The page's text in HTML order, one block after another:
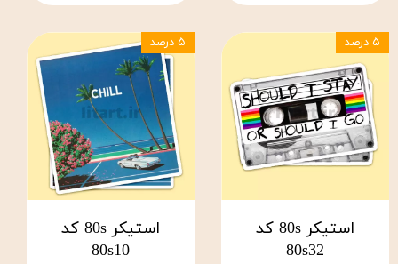
استیکر 80s کد
80s32
۵ درصد
استیکر 80s کد
80s10
۵ درصد